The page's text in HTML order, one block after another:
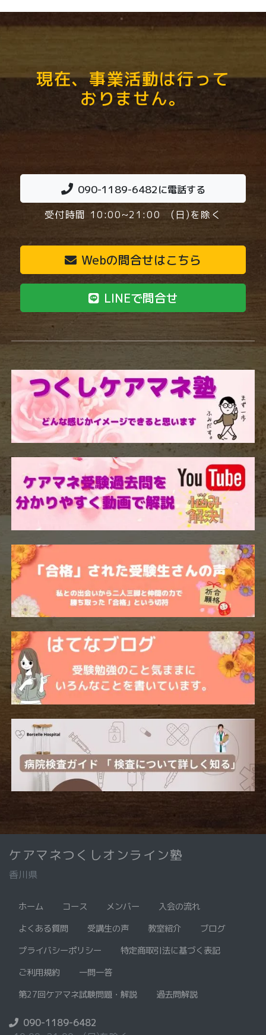
現在、事業活動は行って
おりません。
090-1189-6482に電話する
受付時間 10:00~21:00 (日)を除く
Webの問合せはこちら
LINEで問合せ
ケアマネつくしオンライン塾
香川県
ホーム コース メンバー
入会の流れ
よくある質問
受講生の声 教室紹介
ブログ
プライバシーポリシー
特定商取引法に基づく表記
ご利用規約
一問一答
第27回ケアマネ試験問題・解説
過去問解説
090-1189-6482